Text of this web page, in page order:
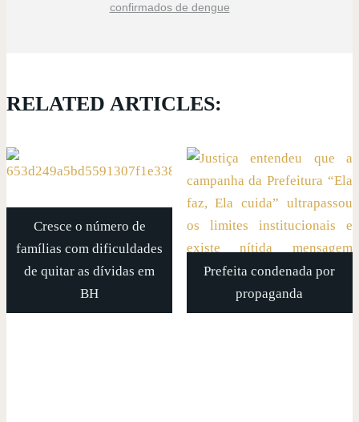
confirmados de dengue
RELATED ARTICLES:
Cresce o número de
famílias com dificuldades
de quitar as dívidas em
BH
Prefeita condenada por
propaganda